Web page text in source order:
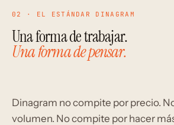
02 · EL ESTÁNDAR DINAGRAM
Una forma de trabajar.
Una forma de pensar.
Dinagram no compite por precio.
volumen. No compite por hacer